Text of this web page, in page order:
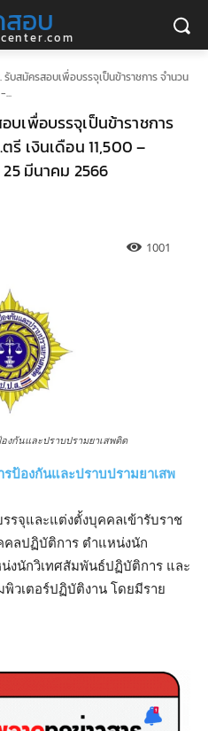
สอบ
รับสมัครสอบเพื่อบรรจุเป็นข้าราชการ จำนวน
...
เพื่อบรรจุเป็นข้าราชการ
เงินเดือน 11,500 –
มีนาคม 2566
1001
งกันและปราบปรามยาเสพติด
ป้องกันและปราบปรามยาเสพ
รจุและแต่งตั้งบุคคลเข้ารับราช
คลปฏิบัติการ ตําแหน่งนัก
งนักวิเทศสัมพันธ์ปฏิบัติการ และ
พิวเตอร์ปฏิบัติงาน โดยมีราย